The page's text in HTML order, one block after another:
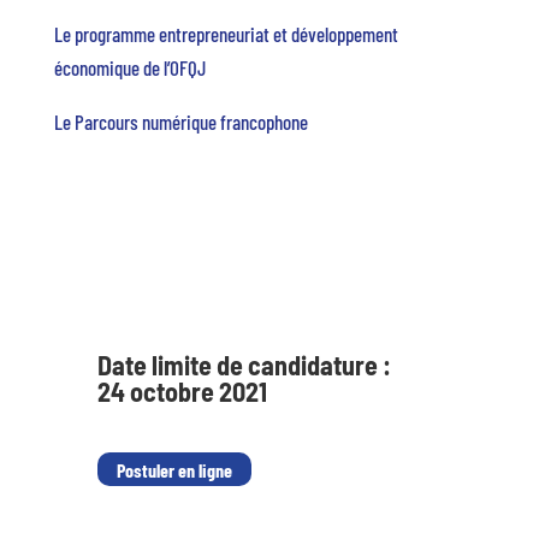
Le programme entrepreneuriat et développement
économique de l’OFQJ
Le Parcours numérique francophone
Date limite de candidature :
24 octobre 2021
Postuler en ligne